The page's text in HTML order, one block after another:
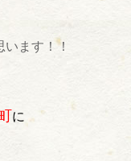
ます！！
に